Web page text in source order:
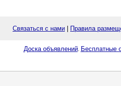
Связаться с нами Правила
Доска объявлений. Бесплатные